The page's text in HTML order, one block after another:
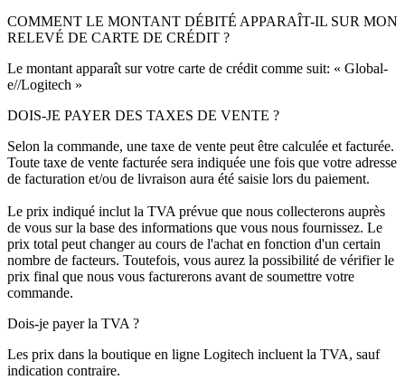
COMMENT LE MONTANT DÉBITÉ APPARAÎT-IL SUR MON
RELEVÉ DE CARTE DE CRÉDIT ?
Le montant apparaît sur votre carte de crédit comme suit: « Global-
e//Logitech »
DOIS-JE PAYER DES TAXES DE VENTE ?
Selon la commande, une taxe de vente peut être calculée et facturée.
Toute taxe de vente facturée sera indiquée une fois que votre adresse
de facturation et/ou de livraison aura été saisie lors du paiement.
Le prix indiqué inclut la TVA prévue que nous collecterons auprès
de vous sur la base des informations que vous nous fournissez. Le
prix total peut changer au cours de l'achat en fonction d'un certain
nombre de facteurs. Toutefois, vous aurez la possibilité de vérifier le
prix final que nous vous facturerons avant de soumettre votre
commande.
Dois-je payer la TVA ?
Les prix dans la boutique en ligne Logitech incluent la TVA, sauf
indication contraire.